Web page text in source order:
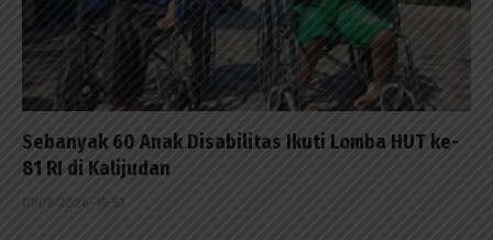
Sebanyak 60 Anak Disabilitas Ikuti Lomba HUT ke-
81 RI di Kalijudan
07/08/2026 - 15:53